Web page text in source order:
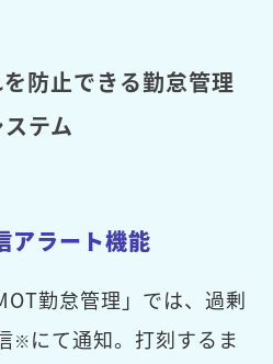
防止できる勤怠管理
テム
アラート機能
勤怠管理」では、過剰
※にて通知。打刻するま